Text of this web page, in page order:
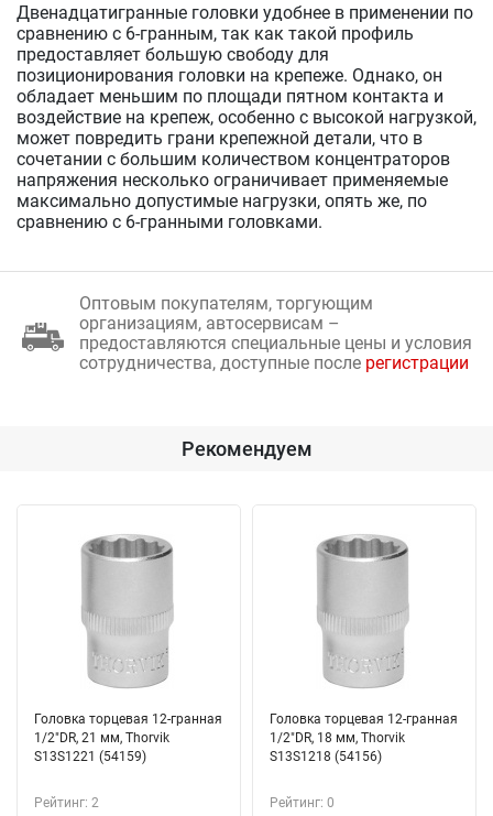
Двенадцатигранные головки удобнее в применении по
сравнению с 6-гранным, так как такой профиль
предоставляет большую свободу для
позиционирования головки на крепеже. Однако, он
обладает меньшим по площади пятном контакта и
воздействие на крепеж, особенно с высокой нагрузкой,
может повредить грани крепежной детали, что в
сочетании с большим количеством концентраторов
напряжения несколько ограничивает применяемые
максимально допустимые нагрузки, опять же, по
сравнению с 6-гранными головками.
Оптовым покупателям, торгующим
организациям, автосервисам –
предоставляются специальные цены и условия
сотрудничества, доступные после регистрации
Рекомендуем
Головка торцевая 12-гранная
1/2"DR, 21 мм, Thorvik
S13S1221 (54159)
Рейтинг: 2
Головка торцевая 12-гранная
1/2"DR, 18 мм, Thorvik
S13S1218 (54156)
Рейтинг: 0